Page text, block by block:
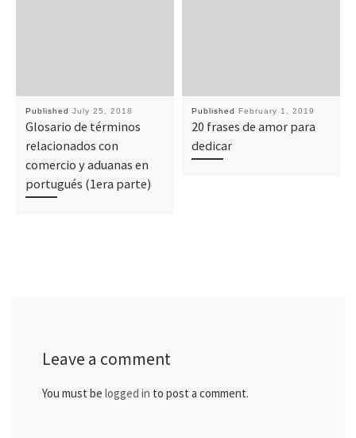
Published July 25, 2018
Glosario de términos
relacionados con
comercio y aduanas en
portugués (1era parte)
Published February 1, 2019
20 frases de amor para
dedicar
Leave a comment
You must be logged in to post a comment.